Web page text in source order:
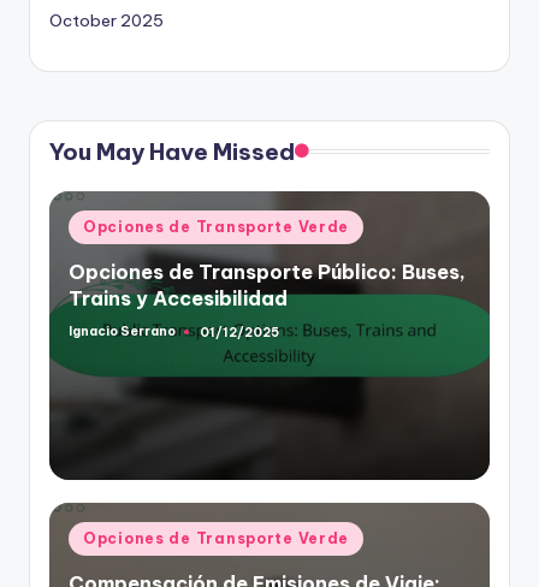
October 2025
You May Have Missed
Posted
in
Opciones de Transporte Verde
Opciones de Transporte Público: Buses,
Trains y Accesibilidad
Posted
Ignacio Serrano 01/12/2025
Posted
in
Opciones de Transporte Verde